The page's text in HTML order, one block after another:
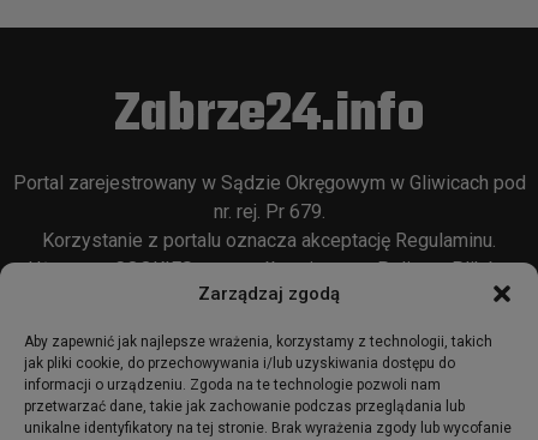
Zarządzaj zgodą
Aby zapewnić jak najlepsze wrażenia, korzystamy z technologii, takich
jak pliki cookie, do przechowywania i/lub uzyskiwania dostępu do
informacji o urządzeniu. Zgoda na te technologie pozwoli nam
przetwarzać dane, takie jak zachowanie podczas przeglądania lub
unikalne identyfikatory na tej stronie. Brak wyrażenia zgody lub wycofanie
Zabrze24.info
Portal zarejestrowany w Sądzie Okręgowym w Gliwicach pod
nr. rej. Pr 679.
Korzystanie z portalu oznacza akceptację Regulaminu.
Używamy COOKIES w sposób opisany wPolityce Plików
Cookie